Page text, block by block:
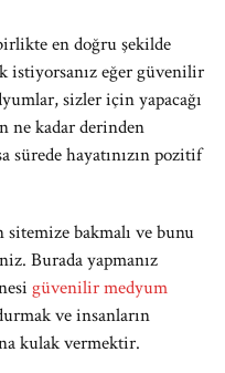
en doğru şekilde
istiyorsanız eğer güvenilir
sizler için yapacağı
ne kadar derinden
sürede hayatınızın pozitif
bakmalı ve bunu
Burada yapmanız
güvenilir medyum
ve insanların
kulak vermektir.